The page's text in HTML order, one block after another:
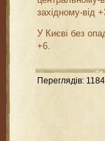
західному-від
У Києві без
+6.
Переглядів: 1184